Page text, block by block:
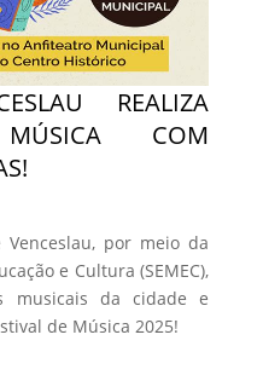
REALIZA
COM
por meio da
e Cultura (SEMEC),
musicais da cidade e
de Música 2025!